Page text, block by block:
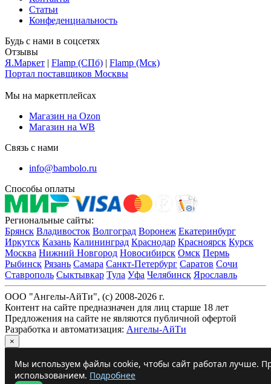
Статьи
Конфеденциальность
Будь с нами в соцсетях
Отзывы
Я.Маркет | Flamp (СПб) | Flamp (Мск)
Портал поставщиков Москвы
Мы на маркетплейсах
Магазин на Ozon
Магазин на WB
Связь с нами
info@bambolo.ru
Способы оплаты
Региональные сайты:
Брянск Владивосток Волгоград Воронеж Екатеринбург
Иркутск Казань Калининград Краснодар Красноярск Курск
Москва Нижний Новгород Новосибирск Омск Пермь
Рыбинск Рязань Самара Санкт-Петербург Саратов Сочи
Ставрополь Сыктывкар Тула Уфа Челябинск Ярославль
ООО "Ангелы-АйТи", (c) 2008-2026 г.
Контент на сайте предназначен для лиц старше 18 лет
Предложения на сайте не являются публичной офертой
Разработка и автоматизация: Ангелы-АйТи
×
Мы используем файлы cookie, чтобы сайт работал лучше.
использованием. Подробнее